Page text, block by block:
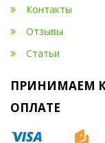
Контакты
Отзывы
Статьи
ПРИНИМАЕМ
ОПЛАТЕ